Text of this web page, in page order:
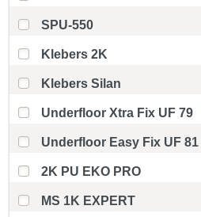
SPU-550
Klebers 2K
Klebers Silan
Underfloor Xtra Fix UF 79
Underfloor Easy Fix UF 81
2K PU EKO PRO
MS 1K EXPERT